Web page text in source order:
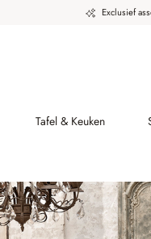
Exclusief
Tafel & Keuken